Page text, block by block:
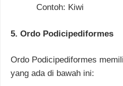
Contoh: Kiwi
5. Ordo Podicipediformes
Ordo Podicipediformes
yang ada di bawah ini: